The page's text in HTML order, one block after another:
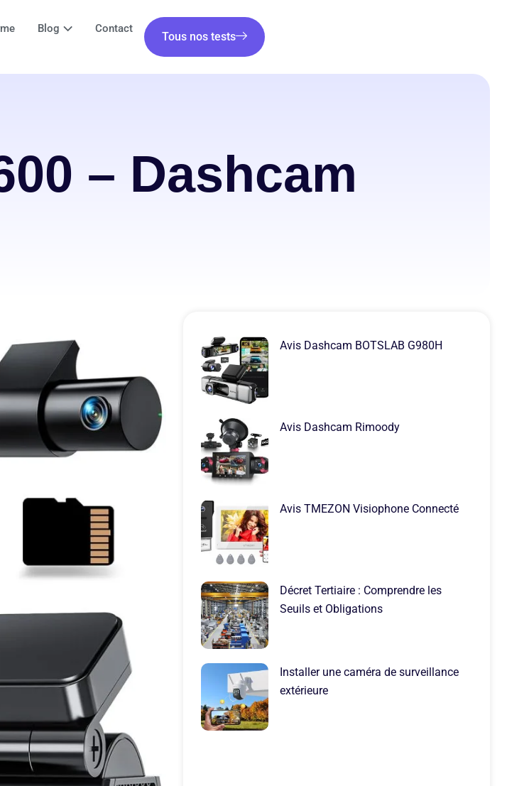
Blog Contact
Tous nos tests
– Dashcam
Avis Dashcam BOTSLAB G980H
Avis Dashcam Rimoody
Avis TMEZON Visiophone Connecté
Décret Tertiaire : Comprendre les
Seuils et Obligations
Installer une caméra de surveillance
extérieure